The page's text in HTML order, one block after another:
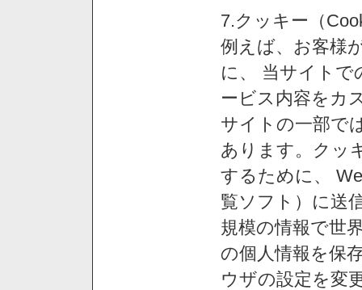
7.クッキー（
例えば、お客様
に、 当サイトで
ービス内容をカ
サイトの一部で
あります。クッ
するために、
覧ソフト）に送
規模の情報で世
の個人情報を保
ウザの設定を変